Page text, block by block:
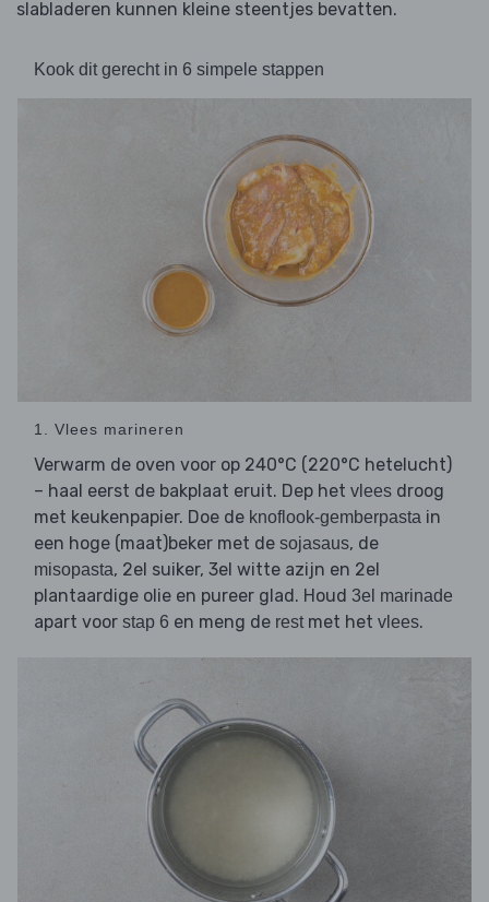
slabladeren kunnen kleine steentjes bevatten.
Kook dit gerecht in 6 simpele stappen
1. Vlees marineren
Verwarm de oven voor op 240°C (220°C hetelucht)
– haal eerst de bakplaat eruit. Dep het vlees droog
met keukenpapier. Doe de knoflook-gemberpasta in
een hoge (maat)beker met de sojasaus, de
misopasta, 2el suiker, 3el witte azijn en 2el
plantaardige olie en pureer glad. Houd 3el marinade
apart voor stap 6 en meng de rest met het vlees.